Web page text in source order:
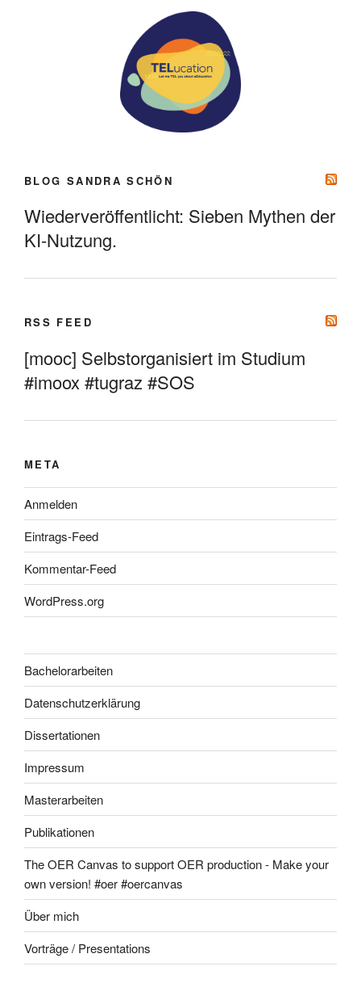
BLOG SANDRA SCHÖN
Wiederveröffentlicht: Sieben Mythen der
KI-Nutzung.
RSS FEED
[mooc] Selbstorganisiert im Studium
#imoox #tugraz #SOS
META
Anmelden
Eintrags-Feed
Kommentar-Feed
WordPress.org
Bachelorarbeiten
Datenschutzerklärung
Dissertationen
Impressum
Masterarbeiten
Publikationen
The OER Canvas to support OER production - Make your
own version! #oer #oercanvas
Über mich
Vorträge / Presentations